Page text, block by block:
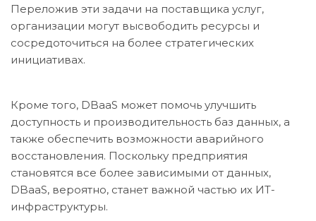
Переложив эти задачи на поставщика услуг,
организации могут высвободить ресурсы и
сосредоточиться на более стратегических
инициативах.
Кроме того, DBaaS может помочь улучшить
доступность и производительность баз данных, а
также обеспечить возможности аварийного
восстановления. Поскольку предприятия
становятся все более зависимыми от данных,
DBaaS, вероятно, станет важной частью их ИТ-
инфраструктуры.